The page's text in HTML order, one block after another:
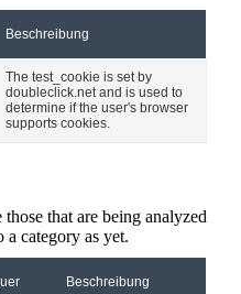
Beschreibung
The test_cookie is set by
doubleclick.net and is used to
determine if the user's browser
supports cookies.
that are being analyzed
a category as yet.
Beschreibung